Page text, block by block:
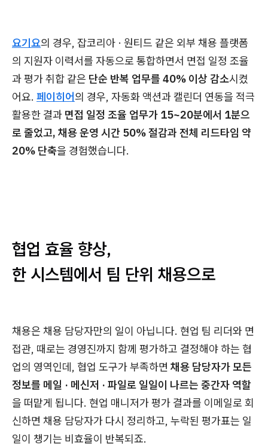
요기요의 경우, 잡코리아 · 원티드 같은 외부 채용 플랫폼
의 지원자 이력서를 자동으로 통합하면서 면접 일정 조율
과 평가 취합 같은 단순 반복 업무를 40% 이상 감소시켰
어요. 페이히어의 경우, 자동화 액션과 캘린더 연동을 적극
활용한 결과 면접 일정 조율 업무가 15~20분에서 1분으
로 줄었고, 채용 운영 시간 50% 절감과 전체 리드타임 약
20% 단축을 경험했습니다.
협업 효율 향상,
한 시스템에서 팀 단위 채용으로
채용은 채용 담당자만의 일이 아닙니다. 현업 팀 리더와 면
접관, 때로는 경영진까지 함께 평가하고 결정해야 하는 협
업의 영역인데, 협업 도구가 부족하면 채용 담당자가 모든
정보를 메일 · 메신저 · 파일로 일일이 나르는 중간자 역할
을 떠맡게 됩니다. 현업 매니저가 평가 결과를 이메일로 회
신하면 채용 담당자가 다시 정리하고, 누락된 평가표는 일
일이 챙기는 비효율이 반복되죠.